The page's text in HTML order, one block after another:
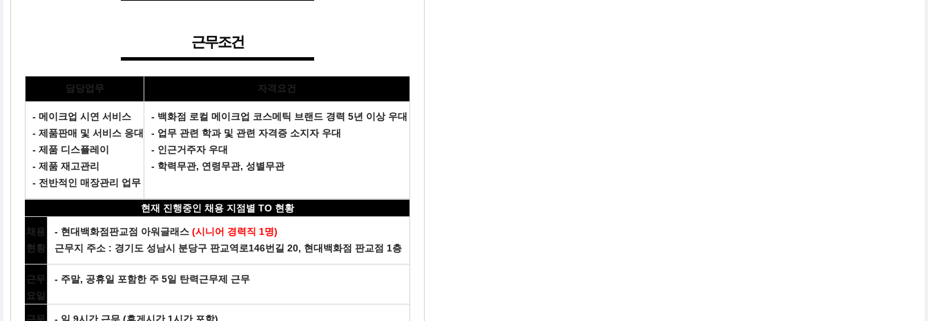
근무조건
담당업무 자격요건
- 메이크업 시연 서비스
- 제품판매 및 서비스 응대
- 제품 디스플레이
- 제품 재고관리
- 전반적인 매장관리 업무
- 백화점 로컬 메이크업 코스메틱 브랜드 경력 5년 이상 우대
- 업무 관련 학과 및 관련 자격증 소지자 우대
- 인근거주자 우대
- 학력무관, 연령무관, 성별무관
현재 진행중인 채용 지점별 TO 현황
채용
현황
- 현대백화점판교점 아워글래스 (시니어 경력직 1명)
근무지 주소 : 경기도 성남시 분당구 판교역로146번길 20, 현대백화점 판교점 1층
근무
요일
- 주말, 공휴일 포함한 주 5일 탄력근무제 근무
근무
- 일 9시간 근무 (휴게시간 1시간 포함)